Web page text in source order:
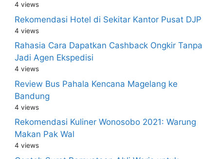
4 views
Rekomendasi Hotel di Sekitar Kantor Pusat DJP
4 views
Rahasia Cara Dapatkan Cashback Ongkir Tanpa
Jadi Agen Ekspedisi
4 views
Review Bus Pahala Kencana Magelang ke
Bandung
4 views
Rekomendasi Kuliner Wonosobo 2021: Warung
Makan Pak Wal
4 views